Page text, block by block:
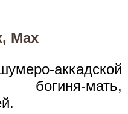
Мах
аккадской
мать,